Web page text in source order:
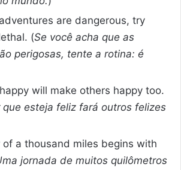
are dangerous, try
(Se você acha que as
perigosas, tente a rotina: é
will make others happy too.
que esteja feliz fará outros felizes
of a thousand miles begins with
jornada de muitos quilômetros